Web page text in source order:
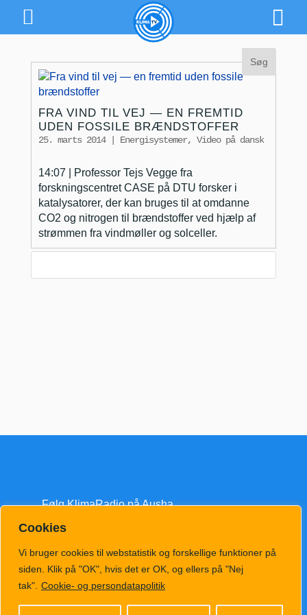
Cookies
Vi bruger cookies til webstatistik og forskellige funktioner på
siden. Klik på "OK", hvis det er OK, og ellers på "Nej
tak". Cookie- og persondatapolitik
FRA VIND TIL VEJ — EN FREMTID
UDEN FOSSILE BRÆNDSTOFFER
25. marts 2014| Energisystemer, Video på dansk
14:07 | Professor Tejs Vegge fra
forskningscentret CASE på DTU forsker i
katalysatorer, der kan bruges til at omdanne
CO2 og nitrogen til brændstoffer ved hjælp af
strømmen fra vindmøller og solceller.
Følg KlimaRadio på Ausha